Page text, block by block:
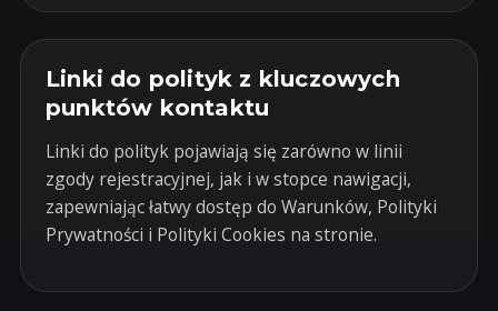
Linki do polityk z kluczowych
punktów kontaktu
Linki do polityk pojawiają się zarówno w linii
zgody rejestracyjnej, jak i w stopce nawigacji,
zapewniając łatwy dostęp do Warunków, Polityki
Prywatności i Polityki Cookies na stronie.